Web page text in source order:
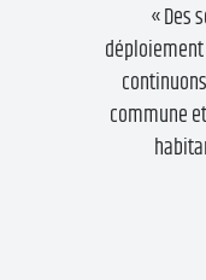
« Des
commune